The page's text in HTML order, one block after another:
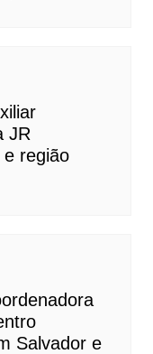
JR
região
Salvador e